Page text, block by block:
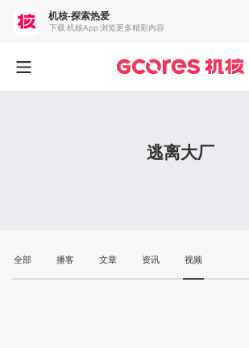
逃离大厂
全部 播客 文章 资讯 视频
机核-探索热爱
下载 机核App 浏览更多精彩内容